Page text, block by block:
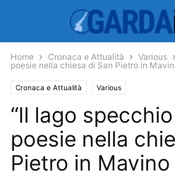
Home Cronaca e Attualità Various
poesie nella chiesa di San Pietro in
Cronaca e Attualità Various
“Il lago specchio
poesie nella
Pietro in